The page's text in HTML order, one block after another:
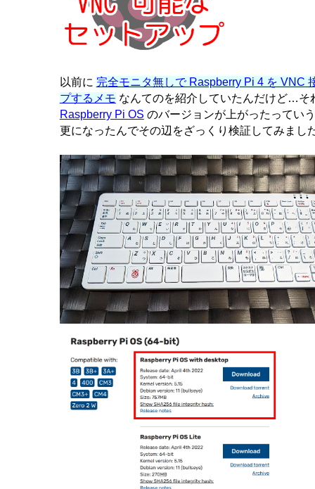
以前に 完全モニタ無しで Raspberry Pi 4 を VNC
プするメモ なんてのを紹介していたんだけど…そ
Raspberry Pi OS のバージョンが上がったってい
更になったんでその辺をざっくり検証してみまし